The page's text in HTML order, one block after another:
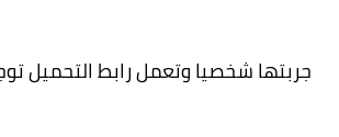
جربتها شخصيا وتعمل رابط التحميل